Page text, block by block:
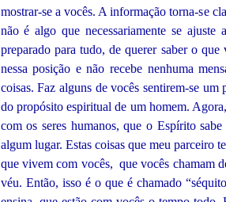
mostrar-se a vocês. A informação torna-se
não é algo que necessariamente se
preparado para tudo, de querer saber o
nessa posição e não recebe nenhuma
coisas. Faz alguns de vocês sentirem-se
do propósito espiritual de um homem.
com os seres humanos, que o Espírito
algum lugar. Estas coisas que meu parceiro
que vivem com vocês, que vocês chamam
véu. Então, isso é o que é chamado